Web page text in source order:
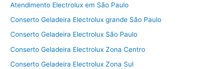
Atendimento Electrolux em São Paulo
Conserto Geladeira Electrolux grande São Paulo
Conserto Geladeira Electrolux São Paulo
Conserto Geladeira Electrolux Zona Centro
Conserto Geladeira Electrolux Zona Sul